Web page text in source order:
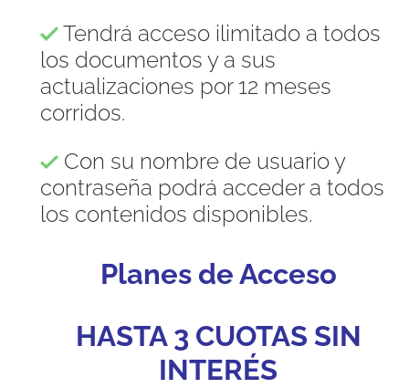
Tendrá acceso ilimitado a todos
los documentos y a sus
actualizaciones por 12 meses
corridos.
Con su nombre de usuario y
contraseña podrá acceder a todos
los contenidos disponibles.
Planes de Acceso
HASTA 3 CUOTAS SIN
INTERÉS